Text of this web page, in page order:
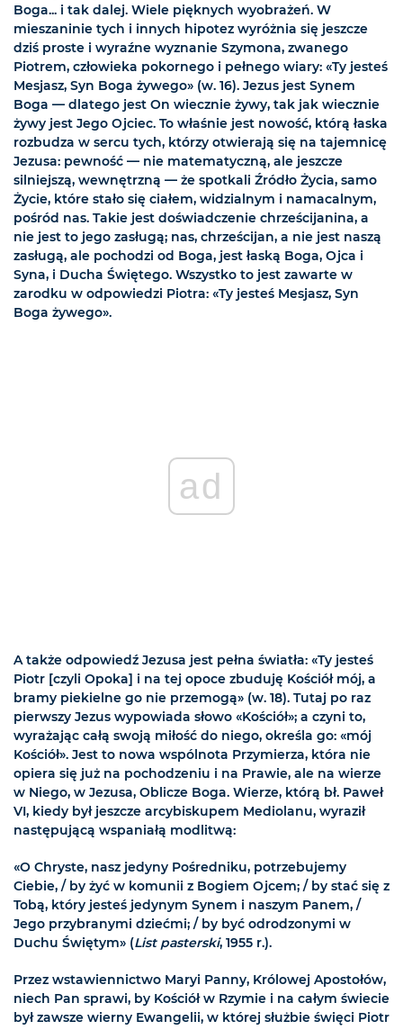
Boga... i tak dalej. Wiele pięknych wyobrażeń. W
mieszaninie tych i innych hipotez wyróżnia się jeszcze
dziś proste i wyraźne wyznanie Szymona, zwanego
Piotrem, człowieka pokornego i pełnego wiary: «Ty jesteś
Mesjasz, Syn Boga żywego» (w. 16). Jezus jest Synem
Boga — dlatego jest On wiecznie żywy, tak jak wiecznie
żywy jest Jego Ojciec. To właśnie jest nowość, którą łaska
rozbudza w sercu tych, którzy otwierają się na tajemnicę
Jezusa: pewność — nie matematyczną, ale jeszcze
silniejszą, wewnętrzną — że spotkali Źródło Życia, samo
Życie, które stało się ciałem, widzialnym i namacalnym,
pośród nas. Takie jest doświadczenie chrześcijanina, a
nie jest to jego zasługą; nas, chrześcijan, a nie jest naszą
zasługą, ale pochodzi od Boga, jest łaską Boga, Ojca i
Syna, i Ducha Świętego. Wszystko to jest zawarte w
zarodku w odpowiedzi Piotra: «Ty jesteś Mesjasz, Syn
Boga żywego».
ad
A także odpowiedź Jezusa jest pełna światła: «Ty jesteś
Piotr [czyli Opoka] i na tej opoce zbuduję Kościół mój, a
bramy piekielne go nie przemogą» (w. 18). Tutaj po raz
pierwszy Jezus wypowiada słowo «Kościół»; a czyni to,
wyrażając całą swoją miłość do niego, określa go: «mój
Kościół». Jest to nowa wspólnota Przymierza, która nie
opiera się już na pochodzeniu i na Prawie, ale na wierze
w Niego, w Jezusa, Oblicze Boga. Wierze, którą bł. Paweł
VI, kiedy był jeszcze arcybiskupem Mediolanu, wyraził
następującą wspaniałą modlitwą:
«O Chryste, nasz jedyny Pośredniku, potrzebujemy
Ciebie, / by żyć w komunii z Bogiem Ojcem; / by stać się z
Tobą, który jesteś jedynym Synem i naszym Panem, /
Jego przybranymi dziećmi; / by być odrodzonymi w
Duchu Świętym» (List pasterski, 1955 r.).
Przez wstawiennictwo Maryi Panny, Królowej Apostołów,
niech Pan sprawi, by Kościół w Rzymie i na całym świecie
był zawsze wierny Ewangelii, w której służbie święci Piotr